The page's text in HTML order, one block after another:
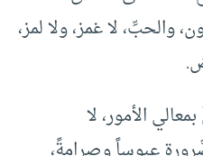
والحبِّ، لا غمز، ولا لمز،
الأمور، لا